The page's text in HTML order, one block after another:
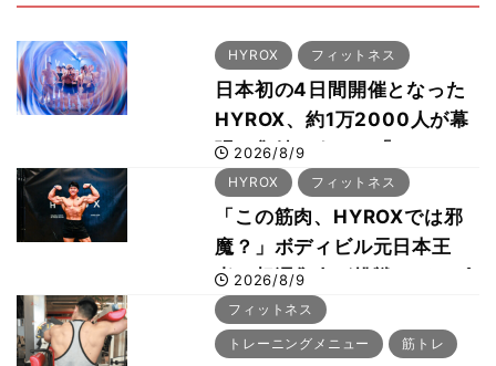
HYROX フィットネス
日本初の4日間開催となった
HYROX、約1万2000人が幕
張に集結 すでに「2028、
29年の大会も準備」
2026/8/9
HYROX フィットネス
「この筋肉、HYROXでは邪
魔？」ボディビル元日本王
者・相澤隼人が挑戦 バーピ
ーでは驚異の種目2位
2026/8/9
フィットネス
トレーニングメニュー 筋トレ